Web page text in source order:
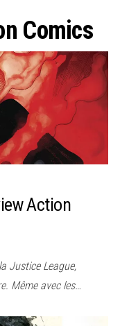
Comics
Action
Justice League,
Même avec les…